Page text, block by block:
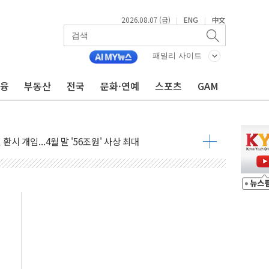
2026.08.07 (금) | ENG | 中文
패밀리 사이트
부동산 전국 문화·연예 스포츠 GAM
공제·인증제도 개선 수혜 기대"
무너져…대전서 50대 일용직 추락 사망
관저 이전 감사 무마' 유병호 감사위원 구속 기소
…내년 AI 팩토리 매출 본격화
단, 스타트업 지원 프로그램 성료
혐의' 차가원 대표 구속 송치
텔 살인' 50대 남성 구속 송치